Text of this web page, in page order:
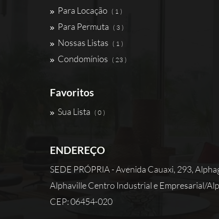
Para Locação ( 1 )
Para Permuta ( 3 )
Nossas Listas ( 1 )
Condomínios ( 23 )
Favoritos
Sua Lista ( 0 )
ENDEREÇO
SEDE PRÓPRIA - Avenida Cauaxi, 293,
Alphaville Centro Industrial e Empresarial/
CEP: 06454-020